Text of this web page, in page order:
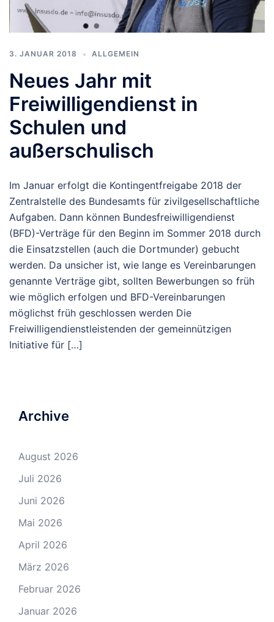
3. JANUAR 2018 ALLGEMEIN
Neues Jahr mit
Freiwilligendienst in
Schulen und
außerschulisch
Im Januar erfolgt die Kontingentfreigabe 2018 der
Zentralstelle des Bundesamts für zivilgesellschaftliche
Aufgaben. Dann können Bundesfreiwilligendienst
(BFD)-Verträge für den Beginn im Sommer 2018 durch
die Einsatzstellen (auch die Dortmunder) gebucht
werden. Da unsicher ist, wie lange es Vereinbarungen
genannte Verträge gibt, sollten Bewerbungen so früh
wie möglich erfolgen und BFD-Vereinbarungen
möglichst früh geschlossen werden Die
Freiwilligendienstleistenden der gemeinnützigen
Initiative für […]
Archive
August 2026
Juli 2026
Juni 2026
Mai 2026
April 2026
März 2026
Februar 2026
Januar 2026